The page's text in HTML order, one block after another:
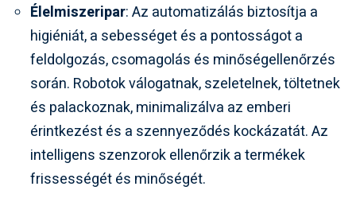
Élelmiszeripar: Az automatizálás biztosítja a
higiéniát, a sebességet és a pontosságot a
feldolgozás, csomagolás és minőségellenőrzés
során. Robotok válogatnak, szeletelnek, töltetnek
és palackoznak, minimalizálva az emberi
érintkezést és a szennyeződés kockázatát. Az
intelligens szenzorok ellenőrzik a termékek
frissességét és minőségét.